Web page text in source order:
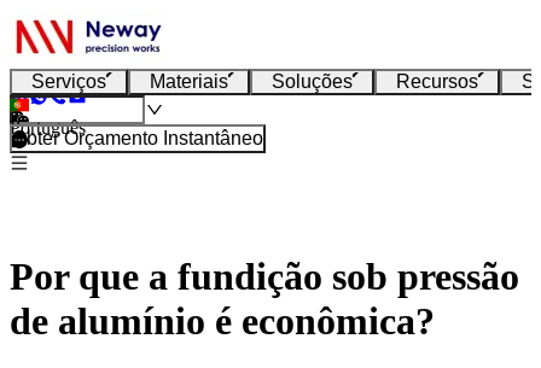
Serviços Materiais Soluções Recursos
Português
Obter Orçamento Instantâneo
Por que a fundição sob pressão
de alumínio é econômica?